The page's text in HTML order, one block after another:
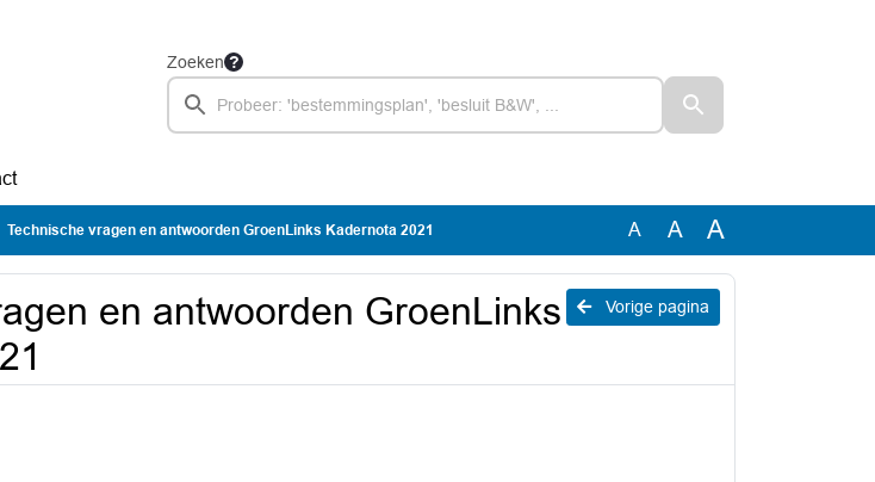
Zoeken
Technische vragen en antwoorden GroenLinks Kadernota 2021 A A A
Vorige pagina
en antwoorden GroenLinks